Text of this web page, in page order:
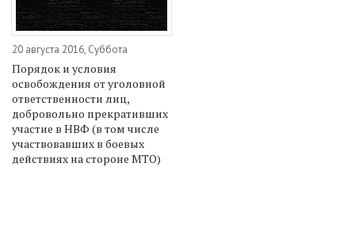
20 августа 2016, Суббота
Порядок и условия
освобождения от уголовной
ответственности лиц,
добровольно прекративших
участие в НВФ (в том числе
участвовавших в боевых
действиях на стороне МТО)